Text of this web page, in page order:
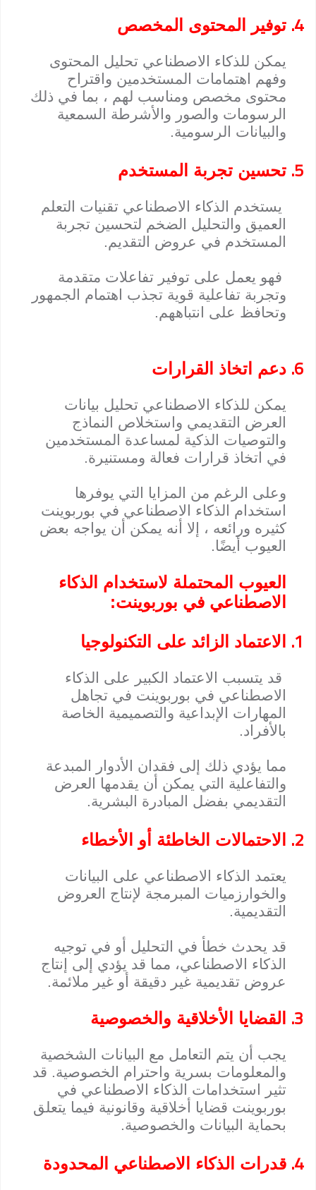
4. توفير المحتوى المخصص
يمكن للذكاء الاصطناعي تحليل المحتوى
وفهم اهتمامات المستخدمين واقتراح
محتوى مخصص ومناسب لهم ، بما في ذلك
الرسومات والصور والأشرطة السمعية
والبيانات الرسومية.
5. تحسين تجربة المستخدم
يستخدم الذكاء الاصطناعي تقنيات التعلم
العميق والتحليل الضخم لتحسين تجربة
المستخدم في عروض التقديم.
فهو يعمل على توفير تفاعلات متقدمة
وتجربة تفاعلية قوية تجذب اهتمام الجمهور
وتحافظ على انتباههم.
6. دعم اتخاذ القرارات
يمكن للذكاء الاصطناعي تحليل بيانات
العرض التقديمي واستخلاص النماذج
والتوصيات الذكية لمساعدة المستخدمين
في اتخاذ قرارات فعالة ومستنيرة.
وعلى الرغم من المزايا التي يوفرها
استخدام الذكاء الاصطناعي في بوربوينت
كثيره ورائعه ، إلا أنه يمكن أن يواجه بعض
العيوب أيضًا.
العيوب المحتملة لاستخدام الذكاء
الاصطناعي في بوربوينت:
1. الاعتماد الزائد على التكنولوجيا
قد يتسبب الاعتماد الكبير على الذكاء
الاصطناعي في بوربوينت في تجاهل
المهارات الإبداعية والتصميمية الخاصة
بالأفراد.
مما يؤدي ذلك إلى فقدان الأدوار المبدعة
والتفاعلية التي يمكن أن يقدمها العرض
التقديمي بفضل المبادرة البشرية.
2. الاحتمالات الخاطئة أو الأخطاء
يعتمد الذكاء الاصطناعي على البيانات
والخوارزميات المبرمجة لإنتاج العروض
التقديمية.
قد يحدث خطأ في التحليل أو في توجيه
الذكاء الاصطناعي، مما قد يؤدي إلى إنتاج
عروض تقديمية غير دقيقة أو غير ملائمة.
3. القضايا الأخلاقية والخصوصية
يجب أن يتم التعامل مع البيانات الشخصية
والمعلومات بسرية واحترام الخصوصية. قد
تثير استخدامات الذكاء الاصطناعي في
بوربوينت قضايا أخلاقية وقانونية فيما يتعلق
بحماية البيانات والخصوصية.
4. قدرات الذكاء الاصطناعي المحدودة